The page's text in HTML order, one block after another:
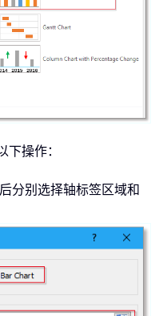
操作：
分别选择轴标签区域和